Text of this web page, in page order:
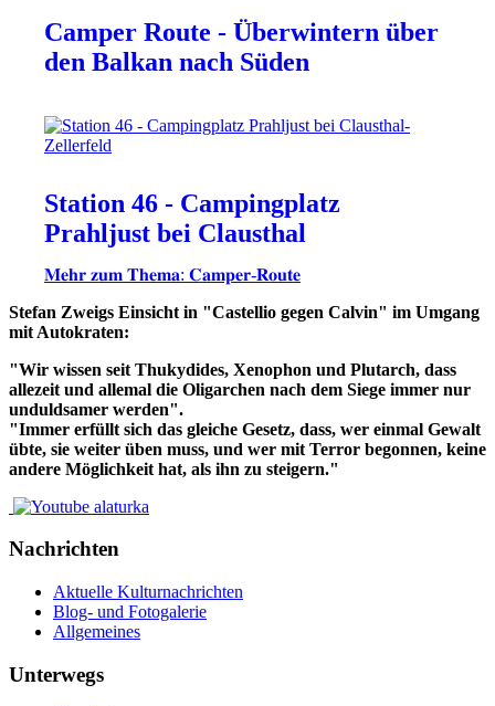
Camper Route - Überwintern über
den Balkan nach Süden
Station 46 - Campingplatz
Prahljust bei Clausthal
𝐌𝐞𝐡𝐫 𝐳𝐮𝐦 𝐓𝐡𝐞𝐦𝐚: 𝐂𝐚𝐦𝐩𝐞𝐫-𝐑𝐨𝐮𝐭𝐞
Stefan Zweigs Einsicht in "Castellio gegen Calvin" im Umgang
mit Autokraten:
"Wir wissen seit Thukydides, Xenophon und Plutarch, dass
allezeit und allemal die Oligarchen nach dem Siege immer nur
unduldsamer werden".
"Immer erfüllt sich das gleiche Gesetz, dass, wer einmal Gewalt
übte, sie weiter üben muss, und wer mit Terror begonnen, keine
andere Möglichkeit hat, als ihn zu steigern."
Nachrichten
Aktuelle Kulturnachrichten
Blog- und Fotogalerie
Allgemeines
Unterwegs